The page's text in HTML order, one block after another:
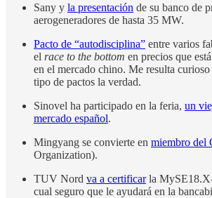
Sany y la presentación de su banco de
aerogeneradores de hasta 35 MW.
Pacto de “autodisciplina” entre varios
el race to the bottom en precios que
en el mercado chino. Me resulta
tipo de pactos la verdad.
Sinovel ha participado en la feria, un
mercado español.
Mingyang se convierte en miembro del
Organization).
TUV Nord va a certificarla
cual seguro que le ayudará en la